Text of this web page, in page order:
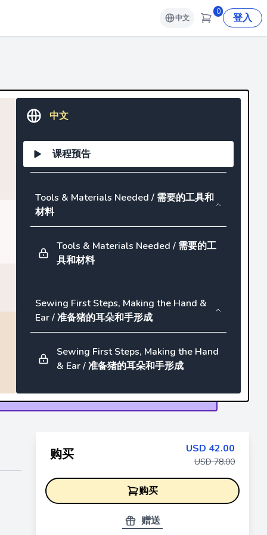
中文
0 登入
中文
课程预告
Tools & Materials Needed / 需要的工具和
材料
Tools & Materials Needed / 需要的工
具和材料
Sewing First Steps, Making the Hand &
Ear / 准备猪的耳朵和手形成
Sewing First Steps, Making the Hand
& Ear / 准备猪的耳朵和手形成
Sewing Steps, Body & Face / 身体和脸部
Sewing Steps, Body & Face / 身体和
Final Steps, Eyes & Mouth Adding
购买 USD 42.00
USD 78.00
购买
赠送